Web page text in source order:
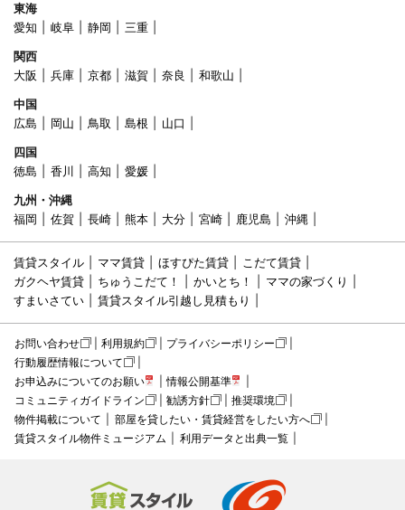
東海
愛知
岐阜 静岡
三重
関西
大阪
兵庫 京都 滋賀 奈良
和歌山
中国
広島
岡山 鳥取 島根
山口
四国
徳島
香川 高知
愛媛
九州・沖縄
福岡
佐賀 長崎 熊本 大分 宮崎 鹿児島 沖縄
賃貸スタイル ママ賃貸 ほすぴた賃貸
こだて賃貸
ガクヘヤ賃貸
ちゅうこだて！ かいとち！
ママの家づくり
すまいさてい
賃貸スタイル引越し見積もり
お問い合わせ 利用規約
プライバシーポリシー
行動履歴情報について
お申込みについてのお願い
情報公開基準
コミュニティガイドライン
勧誘方針
推奨環境
物件掲載について
部屋を貸したい・賃貸経営をしたい方へ
賃貸スタイル物件ミュージアム
利用データと出典一覧